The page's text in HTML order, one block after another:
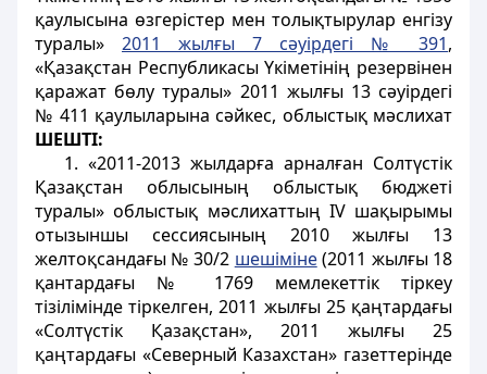
қаулысына өзгерістер мен толықтырулар енгізу
туралы» 2011 жылғы 7 сәуірдегі № 391,
«Қазақстан Республикасы Үкіметінің резервінен
қаражат бөлу туралы» 2011 жылғы 13 сәуірдегі
№ 411 қаулыларына сәйкес, облыстық мәслихат
ШЕШТІ:
1. «2011-2013 жылдарға арналған Солтүстік
Қазақстан облысының облыстық бюджеті
туралы» облыстық мәслихаттың IV шақырымы
отызыншы сессиясының 2010 жылғы 13
желтоқсандағы № 30/2 шешіміне(2011 жылғы 18
қантардағы № 1769 мемлекеттік тіркеу
тізілімінде тіркелген, 2011 жылғы 25 қаңтардағы
«Солтүстік Қазақстан», 2011 жылғы 25
қаңтардағы «Северный Казахстан» газеттерінде